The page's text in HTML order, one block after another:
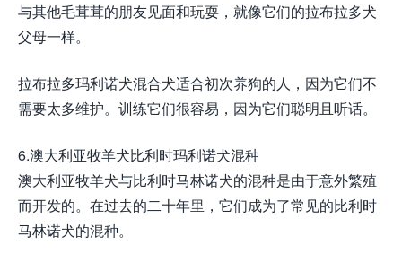
与其他毛茸茸的朋友见面和玩耍，就像它们的拉布拉多犬
父母一样。
拉布拉多玛利诺犬混合犬适合初次养狗的人，因为它们不
需要太多维护。训练它们很容易，因为它们聪明且听话。
6.澳大利亚牧羊犬比利时玛利诺犬混种
澳大利亚牧羊犬与比利时马林诺犬的混种是由于意外繁殖
而开发的。在过去的二十年里，它们成为了常见的比利时
马林诺犬的混种。